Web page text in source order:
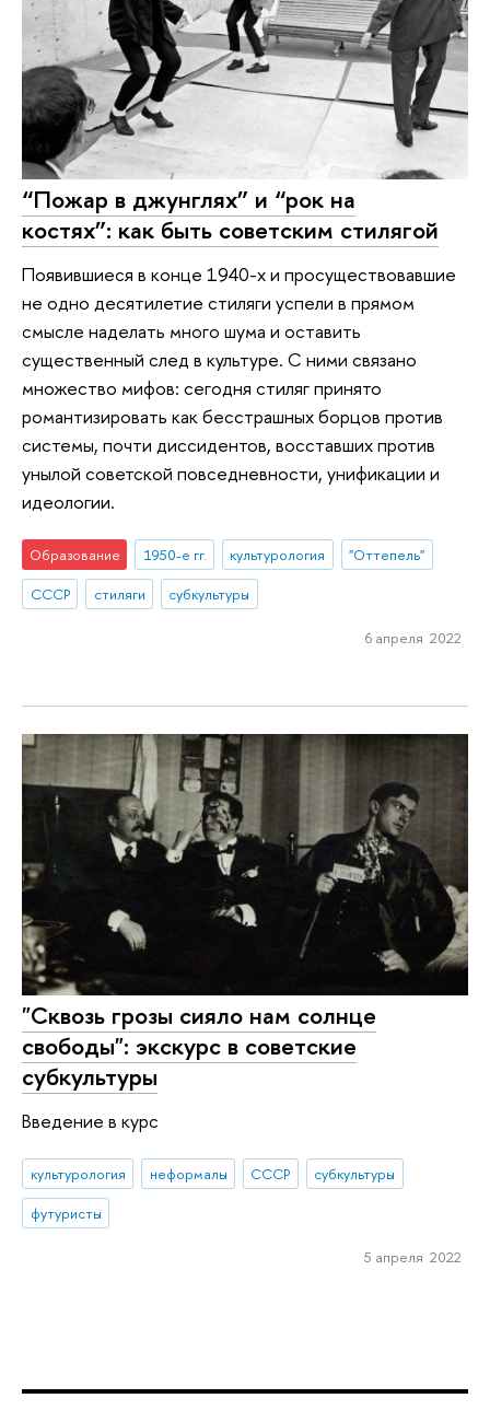
“Пожар в джунглях” и “рок на
костях”: как быть советским стилягой
Появившиеся в конце 1940-х и просуществовавшие
не одно десятилетие стиляги успели в прямом
смысле наделать много шума и оставить
существенный след в культуре. С ними связано
множество мифов: сегодня стиляг принято
романтизировать как бесстрашных борцов против
системы, почти диссидентов, восставших против
унылой советской повседневности, унификации и
идеологии.
Образование 1950-е гг. культурология
"Оттепель"
СССР
стиляги субкультуры
6 апреля 2022
"Сквозь грозы сияло нам солнце
свободы": экскурс в советские
субкультуры
Введение в курс
культурология неформалы СССР
субкультуры
футуристы
5 апреля 2022